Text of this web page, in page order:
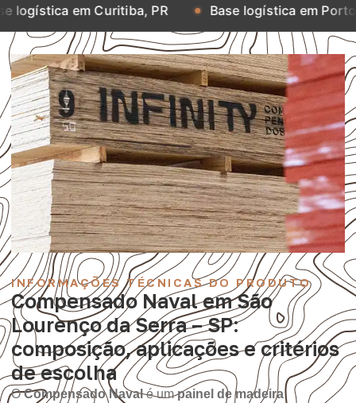
Curitiba, PR Base logística em Porto Alegre, RS
INFORMAÇÕES TÉCNICAS DO PRODUTO
Compensado Naval em São
Lourenço da Serra – SP:
composição, aplicações e critérios
de escolha
OCompensado Navalé umpainel de madeira